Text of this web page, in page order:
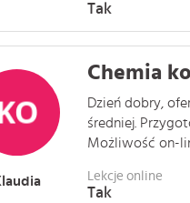
Tak
Chemia
Dzień dobry,
średniej.
Możliwość on-
Lekcje online
Tak